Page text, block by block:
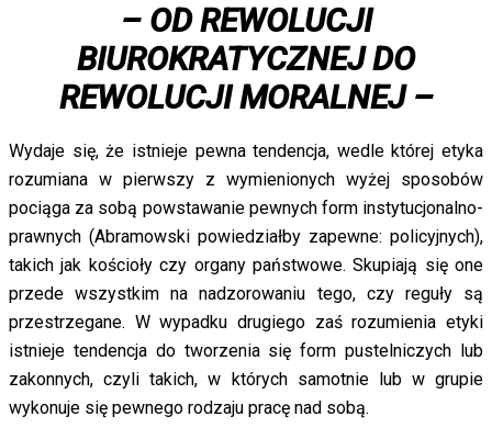
– OD REWOLUCJI
BIUROKRATYCZNEJ DO
REWOLUCJI MORALNEJ –
Wydaje się, że istnieje pewna tendencja, wedle której etyka
rozumiana w pierwszy z wymienionych wyżej sposobów
pociąga za sobą powstawanie pewnych form instytucjonalno-
prawnych (Abramowski powiedziałby zapewne: policyjnych),
takich jak kościoły czy organy państwowe. Skupiają się one
przede wszystkim na nadzorowaniu tego, czy reguły są
przestrzegane. W wypadku drugiego zaś rozumienia etyki
istnieje tendencja do tworzenia się form pustelniczych lub
zakonnych, czyli takich, w których samotnie lub w grupie
wykonuje się pewnego rodzaju pracę nad sobą.